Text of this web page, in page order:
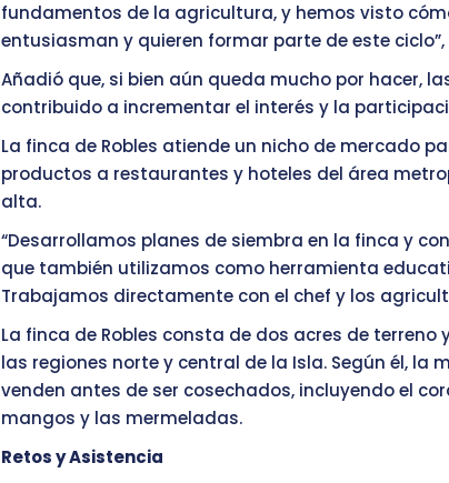
fundamentos de la agricultura, y hemos visto
entusiasman y quieren formar parte de este
Añadió que, si bien aún queda mucho por hacer,
contribuido a incrementar el interés y la
La finca de Robles atiende un nicho de mercado
productos a restaurantes y hoteles del área
alta.
“Desarrollamos planes de siembra en la finca y
que también utilizamos como herramienta
Trabajamos directamente con el chef y los
La finca de Robles consta de dos acres de
las regiones norte y central de la Isla. Según él, la
venden antes de ser cosechados, incluyendo el
mangos y las mermeladas.
Retos y Asistencia